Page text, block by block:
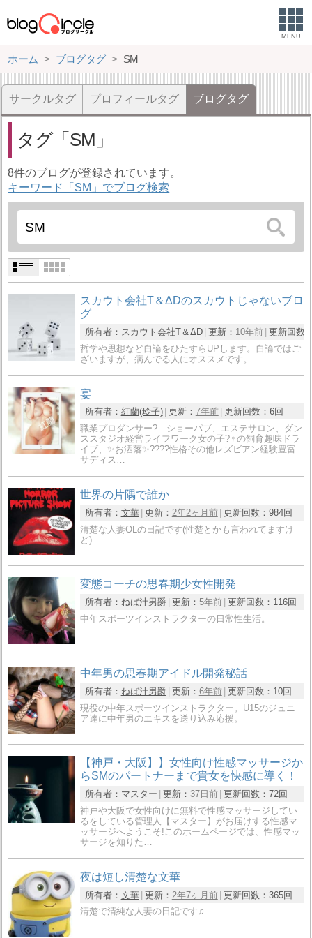
MENU
ホーム ブログタグ SM
サークルタグ プロフィールタグ ブログタグ
タグ SM
8件のブログが登録されています。
キーワード「SM」でブログ検索
スカウト会社T＆ΔDのスカウトじゃないブロ
グ
所有者： スカウト会社T＆ΔD 更新： 10年前 更新回数
哲学や思想など自論をひたすらUPします。自論ではご
ざいますが、病んでる人にオススメです。
宴
所有者： 紅蘭(玲子) 更新： 7年前 更新回数： 6回
職業プロダンサー? ショーパブ、エステサロン、ダン
ススタジオ経営ライフワーク女の子?♀の飼育趣味ドラ
イブ、✨お洒落✨????性格その他レズビアン経験豊富
サディス…
世界の片隅で誰か
所有者： 文華 更新： 2年2ヶ月前 更新回数： 984回
清楚な人妻OLの日記です(性楚とかも言われてますけ
ど)
変態コーチの思春期少女性開発
所有者： ねば汁男爵 更新： 5年前 更新回数： 116回
中年スポーツインストラクターの日常性生活。
中年男の思春期アイドル開発秘話
所有者： ねば汁男爵 更新： 6年前 更新回数： 10回
現役の中年スポーツインストラクター。U15のジュニ
ア達に中年男のエキスを送り込み応援。
【神戸・大阪】】女性向け性感マッサージか
らSMのパートナーまで貴女を快感に導く！
所有者： マスター 更新： 37日前 更新回数： 72回
神戸や大阪で女性向けに無料で性感マッサージしてい
るをしている管理人【マスター】がお届けする性感マ
ッサージへようこそ!このホームページでは、性感マッ
サージを知りた…
夜は短し清楚な文華
所有者： 文華 更新： 2年7ヶ月前 更新回数： 365回
清楚で清純な人妻の日記です♫